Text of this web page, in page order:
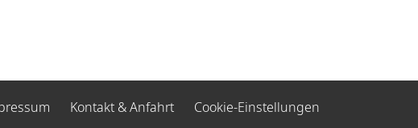
Kontakt & Anfahrt Cookie-Einstellungen